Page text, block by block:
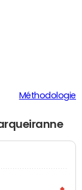
Méthodologie